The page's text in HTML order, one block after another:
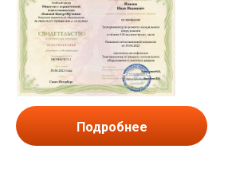
Подробнее